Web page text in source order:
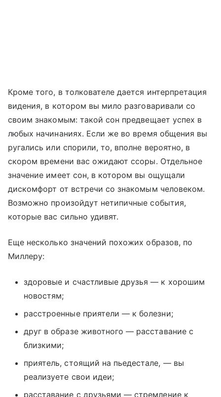
Кроме того, в толкователе дается интерпретация
видения, в котором вы мило разговаривали со
своим знакомым: такой сон предвещает успех в
любых начинаниях. Если же во время общения вы
ругались или спорили, то, вполне вероятно, в
скором времени вас ожидают ссоры. Отдельное
значение имеет сон, в котором вы ощущали
дискомфорт от встречи со знакомым человеком.
Возможно произойдут нетипичные события,
которые вас сильно удивят.
Еще несколько значений похожих образов, по
Миллеру:
здоровые и счастливые друзья — к хорошим
новостям;
расстроенные приятели — к болезни;
друг в образе животного — расставание с
близкими;
приятель, стоящий на пьедестале, — вы
реализуете свои идеи;
расставание с друзьями — стремление к